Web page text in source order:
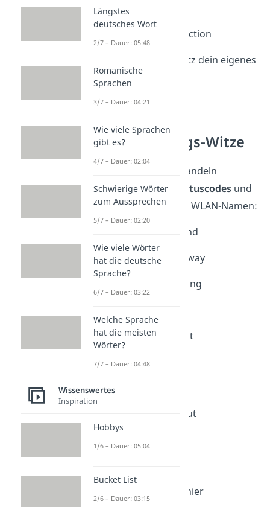
10. No Man’s Signal
11. Red Dead Reconnection
12. Game Over – benutz dein eigenes
WLAN
Tech‑Gags —
Fehlermeldungs‑Witze
Diese 12 Namen verwandeln
Fehlermeldungen
Statuscodes und
Tech-Floskelnin einen WLAN-Namen:
1. 404 – WLAN not found
2. Error 502: Bad Gateway
3. Please wait… buffering
5. Kernel Panic Hotspot
6. Reboot required
7. 418 – I’m a teapot
8. Connection timed out
11. 200 OK – alles gut hier
Längstes
deutsches Wort
2/7 – Dauer: 05:48
Romanische
Sprachen
3/7 – Dauer: 04:21
Wie viele Sprachen
gibt es?
4/7 – Dauer: 02:04
Schwierige Wörter
zum Aussprechen
5/7 – Dauer: 02:20
Wie viele Wörter
hat die deutsche
Sprache?
6/7 – Dauer: 03:22
Welche Sprache
hat die meisten
Wörter?
7/7 – Dauer: 04:48
Wissenswertes
Inspiration
Hobbys
1/6 – Dauer: 05:04
Bucket List
2/6 – Dauer: 03:15